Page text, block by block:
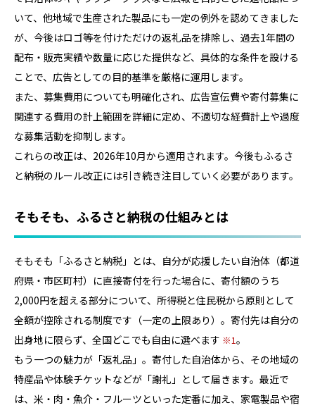
いて、他地域で生産された製品にも一定の例外を認めてきました
が、今後はロゴ等を付けただけの返礼品を排除し、過去1年間の
配布・販売実績や数量に応じた提供など、具体的な条件を設ける
ことで、広告としての目的基準を厳格に運用します。
また、募集費用についても明確化され、広告宣伝費や寄付募集に
関連する費用の計上範囲を詳細に定め、不適切な経費計上や過度
な募集活動を抑制します。
これらの改正は、2026年10月から適用されます。今後もふるさ
と納税のルール改正には引き続き注目していく必要があります。
そもそも、ふるさと納税の仕組みとは
そもそも「ふるさと納税」とは、自分が応援したい自治体（都道
府県・市区町村）に直接寄付を行った場合に、寄付額のうち
2,000円を超える部分について、所得税と住民税から原則として
全額が控除される制度です（一定の上限あり）。寄付先は自分の
出身地に限らず、全国どこでも自由に選べます
1。
もう一つの魅力が「返礼品」。寄付した自治体から、その地域の
特産品や体験チケットなどが「謝礼」として届きます。最近で
は、米・肉・魚介・フルーツといった定番に加え、家電製品や宿